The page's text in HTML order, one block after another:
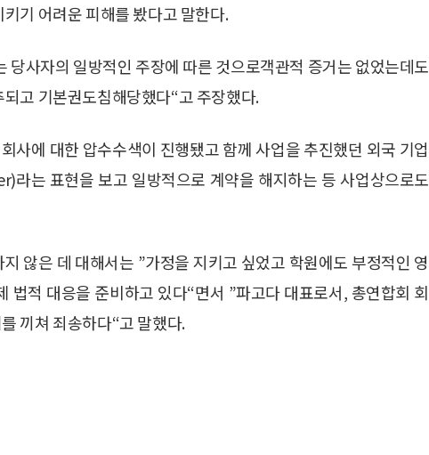
기 어려운 피해를 봤다고 말한다.
사자의 일방적인 주장에 따른 것으로객관적 증거는 없었는데도
고 기본권도침해당했다“고 주장했다.
사에 대한 압수수색이 진행됐고 함께 사업을 추진했던 외국 기업
라는 표현을 보고 일방적으로 계약을 해지하는 등 사업상으로도
않은 데 대해서는 ”가정을 지키고 싶었고 학원에도 부정적인 영
법적 대응을 준비하고 있다“면서 ”파고다 대표로서, 총연합회 회
끼쳐 죄송하다“고 말했다.